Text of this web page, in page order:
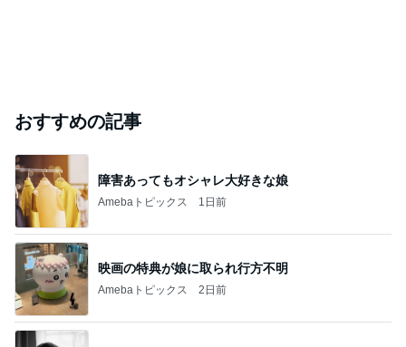
おすすめの記事
障害あってもオシャレ大好きな娘
Amebaトピックス 1日前
映画の特典が娘に取られ行方不明
Amebaトピックス 2日前